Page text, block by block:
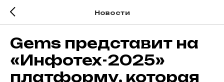
Новости
Gems представит на
«Инфотех-2025»
платформу, которая